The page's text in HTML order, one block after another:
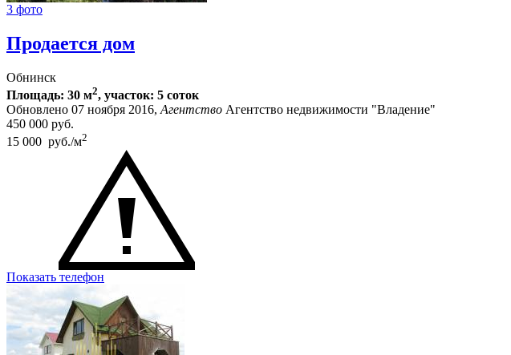
3 фото
Продается дом
Обнинск
Площадь: 30 м2, участок: 5 соток
Обновлено 07 ноября 2016,Агентство Агентство недвижимости "Владение"
450 000 руб.
15 000 руб./м2
Показать телефон